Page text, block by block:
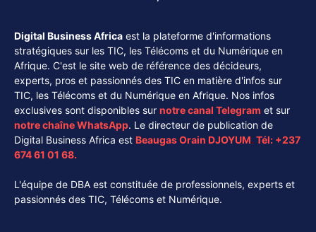
Digital Business Africa est la plateforme d'informations
stratégiques sur les TIC, les Télécoms et du Numérique en
Afrique. C'est le site web de référence des décideurs,
experts, pros et passionnés des TIC en matière d'infos sur
TIC, les Télécoms et du Numérique en Afrique. Nos infos
exclusives sont disponibles sur notre canal Telegram et sur
notre chaîneWhatsApp. Le directeur de publication de
Digital Business Africa est Beaugas Orain DJOYUM. Tél: +237
674 61 01 68.
L'équipe de DBA est constituée de professionnels, experts et
passionnés des TIC, Télécoms et Numérique.